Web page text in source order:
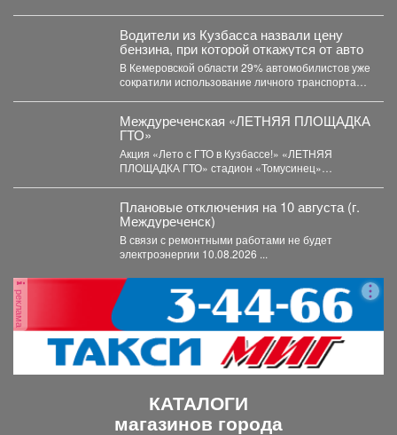
Водители из Кузбасса назвали цену
бензина, при которой откажутся от авто
В Кемеровской области 29% автомобилистов уже
сократили использование личного транспорта
Междуреченская «ЛЕТНЯЯ ПЛОЩАДКА
ГТО»
Акция «Лето с ГТО в Кузбассе!» «ЛЕТНЯЯ
ПЛОЩАДКА ГТО» стадион «Томусинец»
Плановые отключения на 10 августа (г.
Междуреченск)
В связи с ремонтными работами не будет
электроэнергии 10.08.2026 ...
реклама
КАТАЛОГИ
магазинов города